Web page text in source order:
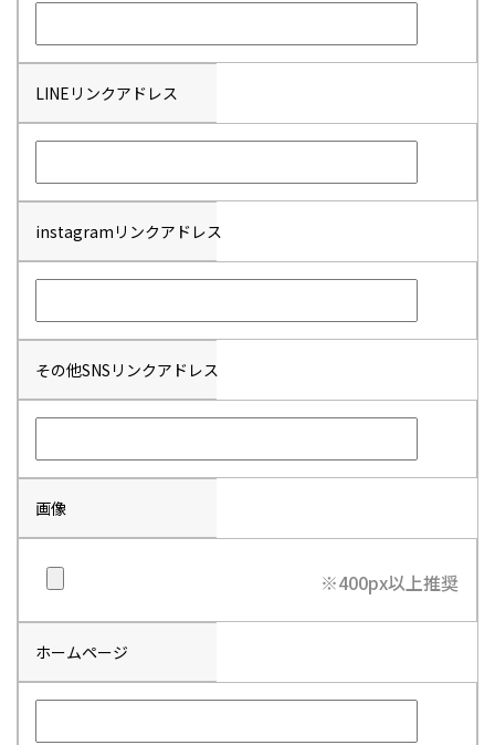
LINEリンクアドレス
instagramリンクアドレス
その他SNSリンクアドレス
画像
※400px以上推奨
ホームページ